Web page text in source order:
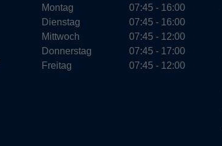
Montag
Dienstag
Mittwoch
Donnerstag
Freitag
07:45 - 16:00
07:45 - 16:00
07:45 - 12:00
07:45 - 17:00
07:45 - 12:00